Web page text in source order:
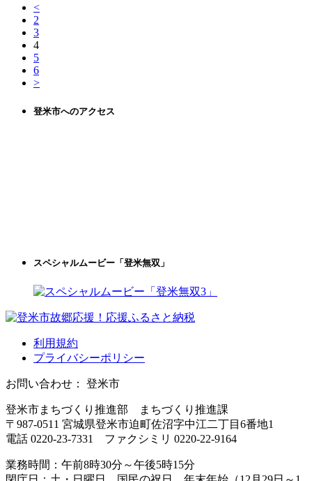
<
2
3
4
5
6
>
登米市へのアクセス
スペシャルムービー「登米無双」
利用規約
プライバシーポリシー
お問い合わせ： 登米市
登米市まちづくり推進部 まちづくり推進課
〒987-0511 宮城県登米市迫町佐沼字中江二丁目6番地1
電話 0220-23-7331 ファクシミリ 0220-22-9164
業務時間：午前8時30分～午後5時15分